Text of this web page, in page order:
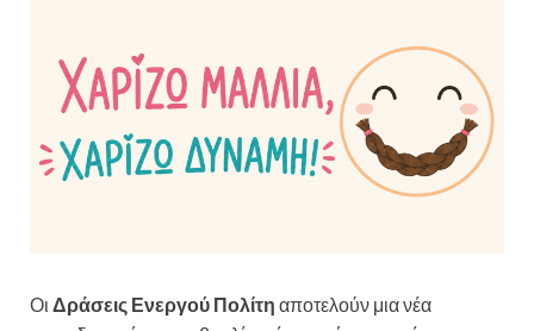
Οι Δράσεις Ενεργού Πολίτη αποτελούν μια νέα